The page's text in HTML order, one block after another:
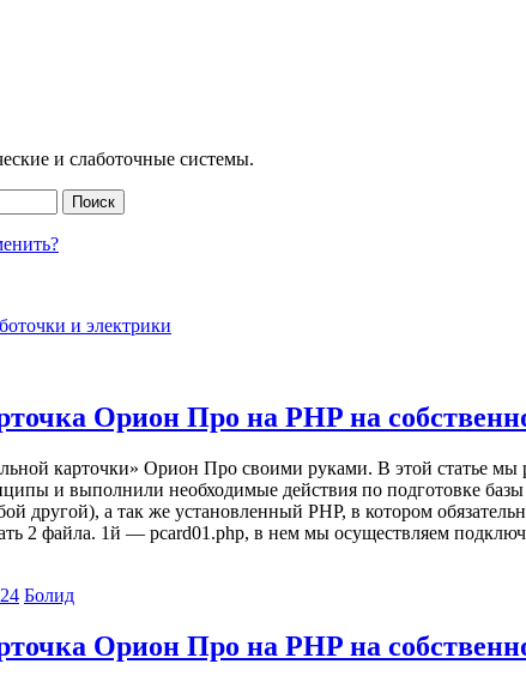
и слаботочные системы.
Поиск
и электрики
Орион Про на PHP на
карточки» Орион Про своими руками. В этой статье
и выполнили необходимые действия по подготовке
другой), а так же установленный PHP, в котором
2 файла. 1й — pcard01.php, в нем мы осуществляем
Болид
Орион Про на PHP на